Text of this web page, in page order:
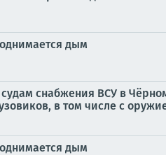
дым
снабжения ВСУ в
в том числе с
дым